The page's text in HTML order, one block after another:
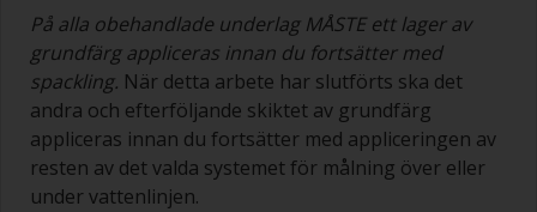
På alla obehandlade underlag MÅSTE ett lager av
grundfärg appliceras innan du fortsätter med
spackling. När detta arbete har slutförts ska det
andra och efterföljande skiktet av grundfärg
appliceras innan du fortsätter med appliceringen av
resten av det valda systemet för målning över eller
under vattenlinjen.